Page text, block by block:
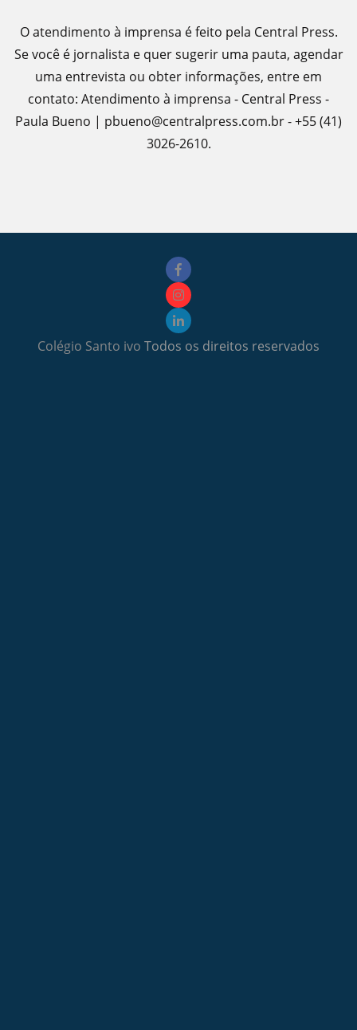
O atendimento à imprensa é feito pela Central Press.
Se você é jornalista e quer sugerir uma pauta, agendar
uma entrevista ou obter informações, entre em
contato: Atendimento à imprensa - Central Press -
Paula Bueno | pbueno@centralpress.com.br - +55 (41)
3026-2610.
Colégio Santo ivo Todos os direitos reservados